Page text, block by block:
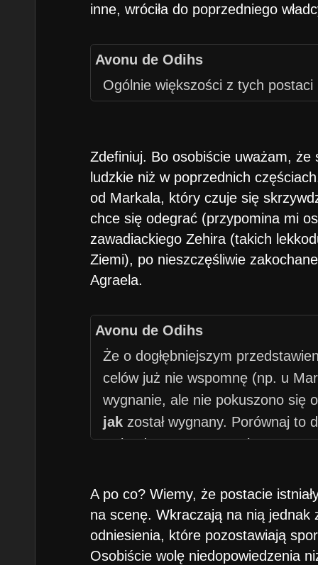
inne, wróciła do poprzedniego
Avonu de Odihs
Ogólnie większości z tych postaci
Zdefiniuj. Bo osobiście uważam, że
ludzkie niż w poprzednich
od Markala, który czuje się
chce się odegrać (przypomina mi
zawadiackiego Zehira (takich
Ziemi), po nieszczęśliwie
Agraela.
Avonu de Odihs
Że o dogłębniejszym
celów już nie wspomnę (np. u
wygnanie, ale nie pokuszono się
jakzostał wygnany. Porównaj to
Rolanda na Kreeganach w
nie wspomnę).
A po co? Wiemy, że postacie
na scenę. Wkraczają na nią jednak
odniesienia, które pozostawiają
Osobiście wolę niedopowiedzenia